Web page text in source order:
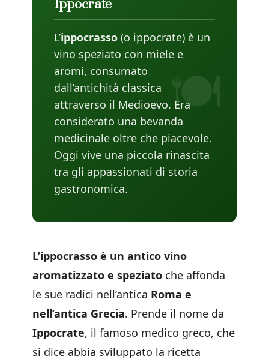
Ippocrate
L’ippocrasso (o ippocrate) è un
vino speziato con miele e
aromi, consumato
dall’antichità classica
attraverso il Medioevo. Era
considerato una bevanda
medicinale oltre che piacevole.
Oggi vive una piccola rinascita
tra gli appassionati di storia
gastronomica.
L’ippocrasso è un antico vino
aromatizzato e speziato che affonda
le sue radici nell’antica Roma e
nell’antica Grecia. Prende il nome da
Ippocrate, il famoso medico greco, che
si dice abbia sviluppato la ricetta